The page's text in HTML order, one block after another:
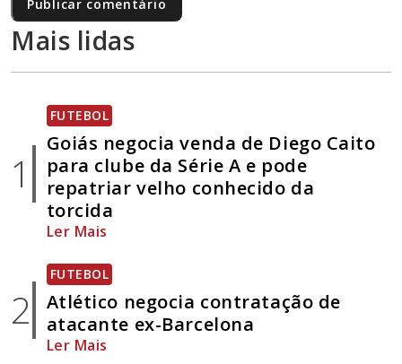
Mais lidas
1
FUTEBOL
Goiás negocia venda de Diego Caito
para clube da Série A e pode
repatriar velho conhecido da
torcida
Ler Mais
2
FUTEBOL
Atlético negocia contratação de
atacante ex-Barcelona
Ler Mais